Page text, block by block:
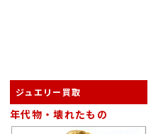
ジュエリー買取
年代物・壊れたもの